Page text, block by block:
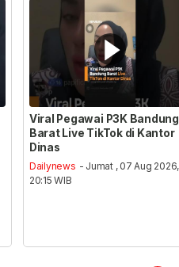
Viral Pegawai P3K Bandung
Barat Live TikTok di Kantor
Dinas
Dailynews - Jumat , 07 Aug 2026,
20:15 WIB